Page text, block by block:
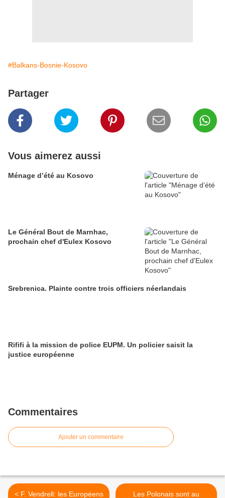
#Balkans-Bosnie-Kosovo
Partager
Vous aimerez aussi
Ménage d’été au Kosovo
Le Général Bout de Marnhac,
prochain chef d'Eulex Kosovo
Srebrenica. Plainte contre trois officiers néerlandais
Rififi à la mission de police EUPM. Un policier saisit la
justice européenne
Commentaires
Ajouter un commentaire
< F. Vendrell: les Européens Les Polonais sont au